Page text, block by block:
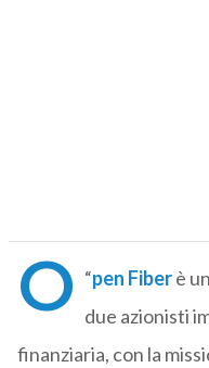
“
O pen Fiberè
due azionisti
finanziaria, con la